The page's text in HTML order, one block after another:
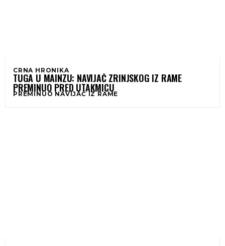
CRNA HRONIKA
TUGA U MAINZU: NAVIJAČ ZRINJSKOG IZ RAME
PREMINUO PRED UTAKMICU
PREMINUO NAVIJAČ IZ RAME